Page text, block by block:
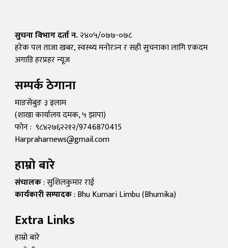
सुचना विभाग दर्ता न.२४०५/०७७-०७८
हरेक पल ताजा खबर, स्वस्थ्य मनोरञ्न र सही सुचनाका लागि एकदम
अगाडि हरप्रहर न्यूज
सम्पर्क ठेगाना
माङसेबुङ ३ इलाम
(शाखा कार्यालय दमक, ५ झापा)
फोन : ९८४२७६२२१२/9746870415
Harpraharnews@gmail.com
हाम्रो बारे
संचालक: सुशिलकुमार राई
कार्यकारी सम्पादक: Bhu Kumari Limbu (Bhumika)
Extra Links
हाम्रो बारे